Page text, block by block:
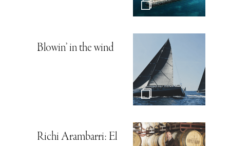
Blowin’ in the wind
Richi Arambarri: El